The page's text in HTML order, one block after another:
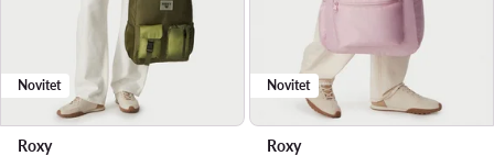
Novitet
Roxy
Novitet
Roxy